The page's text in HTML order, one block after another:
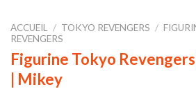
ACCUEIL / TOKYO REVENGERS /
REVENGERS
Figurine Tokyo
| Mikey